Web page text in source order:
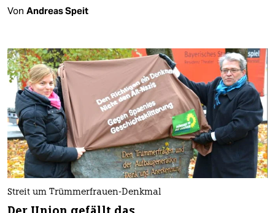
Von Andreas Speit
Streit um Trümmerfrauen-Denkmal